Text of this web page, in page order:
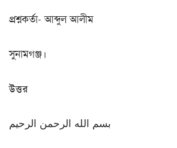
প্রশ্নকর্তা- আব্দুল আলীম
সুনামগঞ্জ।
উত্তর
بسم الله الرحمن الرحيم